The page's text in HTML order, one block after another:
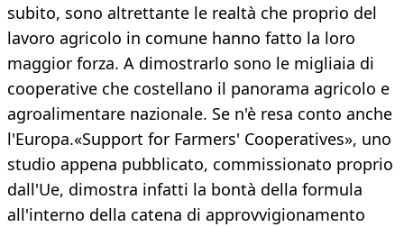
subito, sono altrettante le realtà che proprio del
lavoro agricolo in comune hanno fatto la loro
maggior forza. A dimostrarlo sono le migliaia di
cooperative che costellano il panorama agricolo e
agroalimentare nazionale. Se n'è resa conto anche
l'Europa.«Support for Farmers' Cooperatives», uno
studio appena pubblicato, commissionato proprio
dall'Ue, dimostra infatti la bontà della formula
all'interno della catena di approvvigionamento